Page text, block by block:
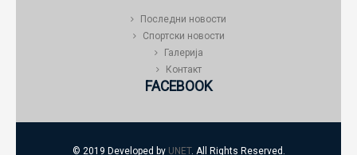
Последни новости
Спортски новости
Галерија
Контакт
FACEBOOK
© 2019 Developed by UNET. All Rights Reserved.